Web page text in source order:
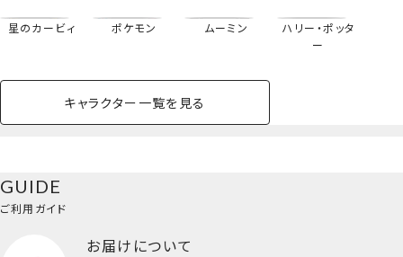
星のカービィ ポケモン ムーミン
ハリー・ポッタ
ー
キャラクター一覧を見る
イクアップ
ビューティーコスメ一覧を見る
バッグ・タオル・
小物
GUIDE
ご利用ガイド
お届けについて